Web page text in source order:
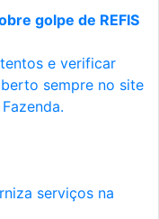
golpe de REFIS
e verificar
sempre no site
serviços na